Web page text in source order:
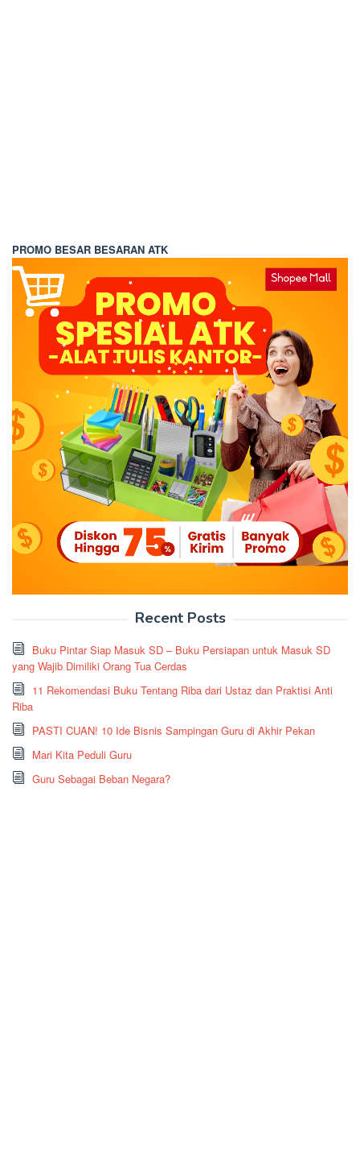
PROMO BESAR BESARAN ATK
Recent Posts
Buku Pintar Siap Masuk SD – Buku Persiapan untuk Masuk SD
yang Wajib Dimiliki Orang Tua Cerdas
11 Rekomendasi Buku Tentang Riba dari Ustaz dan Praktisi Anti
Riba
PASTI CUAN! 10 Ide Bisnis Sampingan Guru di Akhir Pekan
Mari Kita Peduli Guru
Guru Sebagai Beban Negara?